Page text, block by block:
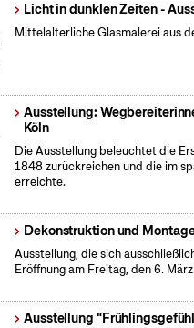
Licht in dunklen Zeiten -
Mittelalterliche Glasmalerei aus
Ausstellung:
Köln
Die Ausstellung beleuchtet die
1848 zurückreichen und die im
erreichte.
Dekonstruktion und
Ausstellung, die sich
Eröffnung am Freitag, den 6.
Ausstellung